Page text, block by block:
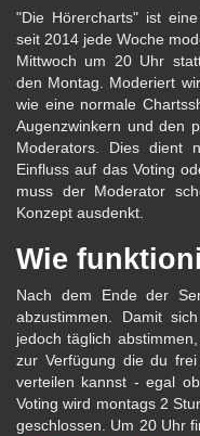
"Die Hörercharts" ist
seit 2014 jede Woche
Mittwoch um 20 Uhr
den Montag. Moderiert
wie eine normale
Augenzwinkern und den
Moderators. Dies dient
Einfluss auf das Voting
muss der Moderator
Konzept ausdenkt.
Wie
Nach dem Ende der
abzustimmen. Damit
jedoch täglich
zur Verfügung die du
verteilen kannst - egal
Voting wird montags 2
geschlossen. Um 20 Uhr